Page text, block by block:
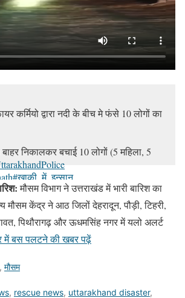
कर्मियो द्वारा नदी के बीच मे फंसे 10 लोगों का
निकालकर बचाई 10 लोगों (5 महिला, 5
#खाकी_में_इन्सान
Uttarakhand (@DehradunPolice)
मौसम विभाग ने उत्तराखंड में भारी बारिश का
मौसम केंद्र ने आठ जिलों देहरादून, पौड़ी, टिहरी,
पिथौरागढ़ और ऊधमसिंह नगर में यलो अलर्ट
में बस पलटने की खबर पढ़ें
, मौसम
, rescue news, uttarakhand disaster,